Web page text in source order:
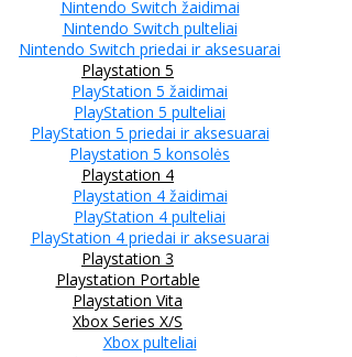
Nintendo Switch žaidimai
Nintendo Switch pulteliai
Nintendo Switch priedai ir aksesuarai
Playstation 5
PlayStation 5 žaidimai
PlayStation 5 pulteliai
PlayStation 5 priedai ir aksesuarai
Playstation 5 konsolės
Playstation 4
Playstation 4 žaidimai
PlayStation 4 pulteliai
PlayStation 4 priedai ir aksesuarai
Playstation 3
Playstation Portable
Playstation Vita
Xbox Series X/S
Xbox pulteliai